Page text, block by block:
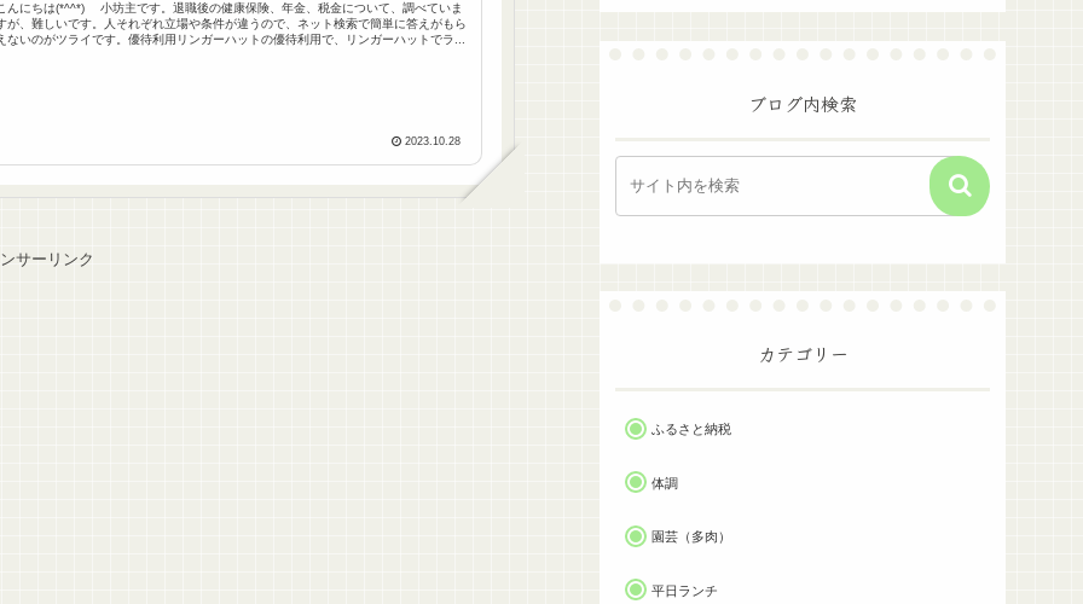
んにちは(*^^*) 小坊主です。退職後の健康保険、年金、税金について、調べていま
が、難しいです。人それぞれ立場や条件が違うので、ネット検索で簡単に答えがもら
ないのがツライです。優待利用リンガーハットの優待利用で、リンガーハットでラ...
2023.10.28
サーリンク
ブログ内検索
カテゴリー
ふるさと納税
体調
園芸（多肉）
平日ランチ